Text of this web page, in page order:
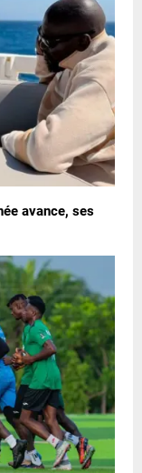
avance, ses